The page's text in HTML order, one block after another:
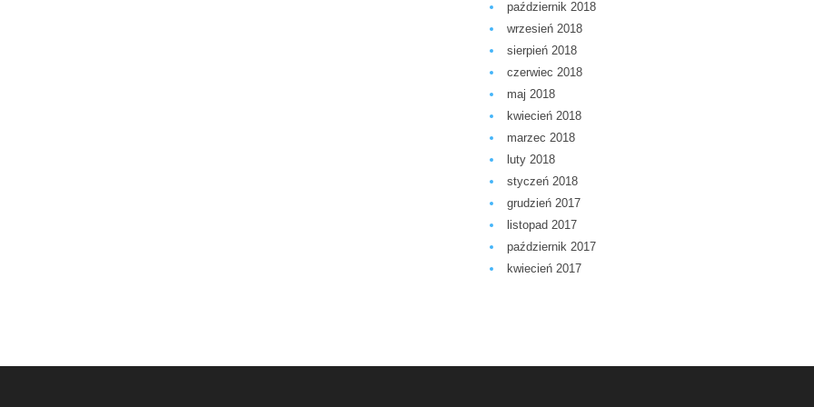
październik 2018
wrzesień 2018
sierpień 2018
czerwiec 2018
maj 2018
kwiecień 2018
marzec 2018
luty 2018
styczeń 2018
grudzień 2017
listopad 2017
październik 2017
kwiecień 2017